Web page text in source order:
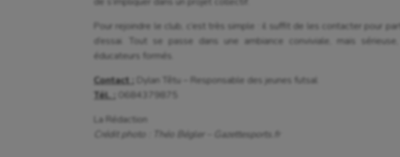
Pour rejoindre le club, c’est très simple : il suffit de les contacter pour
d’essai. Tout se passe dans une ambiance conviviale, mais
éducateurs formés.
Contact :
Dylan Têtu – Responsable des jeunes futsal
Tél. :
0684379875
La Rédaction
Crédit photo : Théo Bégler – Gazettesports.fr